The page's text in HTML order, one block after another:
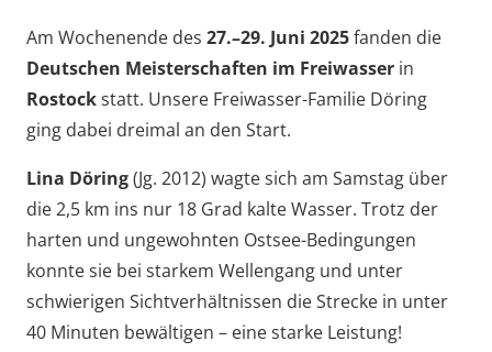
Am Wochenende des 27.–29. Juni 2025fanden die
Deutschen Meisterschaften im Freiwasser in
Rostockstatt. Unsere Freiwasser-Familie Döring
ging dabei dreimal an den Start.
Lina Döring(Jg. 2012) wagte sich am Samstag über
die 2,5 km ins nur 18 Grad kalte Wasser. Trotz der
harten und ungewohnten Ostsee-Bedingungen
konnte sie bei starkem Wellengang und unter
schwierigen Sichtverhältnissen die Strecke in unter
40 Minuten bewältigen – eine starke Leistung!